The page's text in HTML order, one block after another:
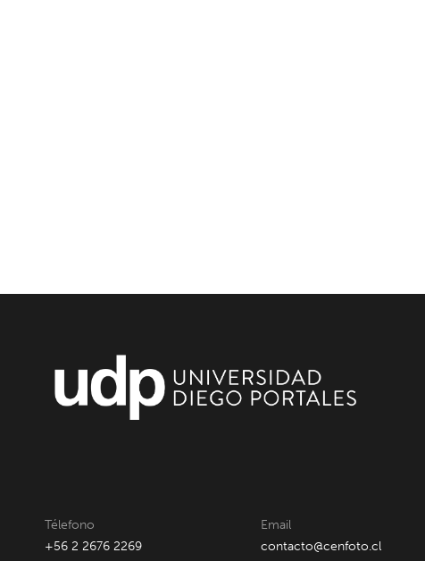
Télefono
+56 2 2676 2269
Email
contacto@cenfoto.cl